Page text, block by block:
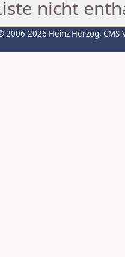
nicht
2006-2026 Heinz Herzog,